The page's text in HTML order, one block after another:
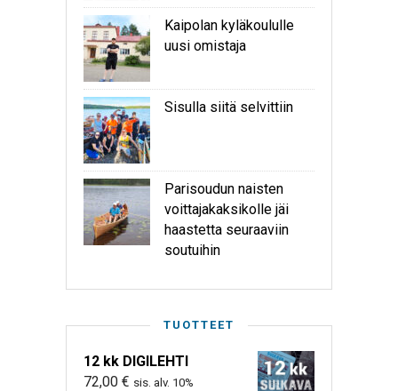
Kaipolan kyläkoululle
uusi omistaja
Sisulla siitä selvittiin
Parisoudun naisten
voittajakaksikolle jäi
haastetta seuraaviin
soutuihin
TUOTTEET
12 kk DIGILEHTI
72,00 € sis. alv. 10%